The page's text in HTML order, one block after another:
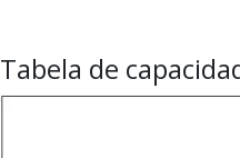
Tabela de